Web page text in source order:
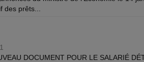
des prêts...
DOCUMENT POUR LE SALARIÉ